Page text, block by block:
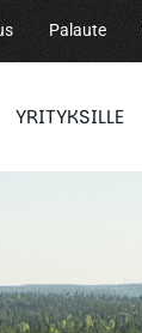
Palaute
YRITYKSILLE